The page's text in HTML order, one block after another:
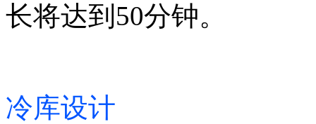
长将达到50分钟。
冷库设计